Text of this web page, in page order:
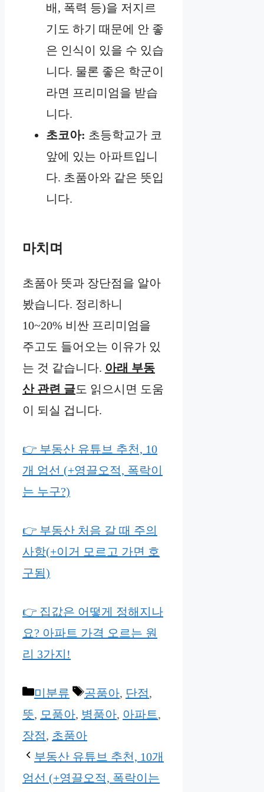
배, 폭력 등)을 저지르
기도 하기 때문에 안 좋
은 인식이 있을 수 있습
니다. 물론 좋은 학군이
라면 프리미엄을 받습
니다.
초코아: 초등학교가 코
앞에 있는 아파트입니
다. 초품아와 같은 뜻입
니다.
마치며
초품아 뜻과 장단점을 알아
봤습니다. 정리하니
10~20% 비싼 프리미엄을
주고도 들어오는 이유가 있
는 것 같습니다. 아래 부동
산 관련 글도 읽으시면 도움
이 되실 겁니다.
👉 부동산 유튜브 추천, 10
개 엄선 (+영끌오적, 폭락이
는 누구?)
👉 부동산 처음 갈 때 주의
사항(+이거 모르고 가면 호
구됨)
👉 집값은 어떻게 정해지나
요? 아파트 가격 오르는 원
리 3가지!
Categories
미분류 Tags
공품아, 단점,
뜻, 모품아, 병품아, 아파트,
장점, 초품아
부동산 유튜브 추천, 10개
엄선 (+영끌오적, 폭락이는